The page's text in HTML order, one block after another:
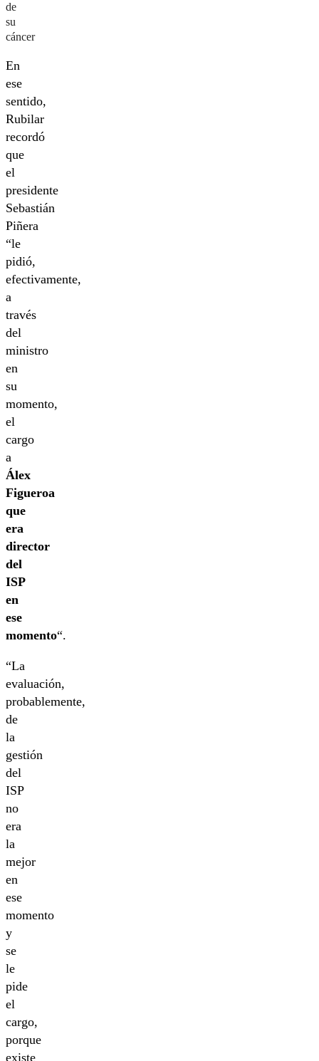
de
su
cáncer
En
ese
sentido,
Rubilar
recordó
que
el
presidente
Sebastián
Piñera
“le
pidió,
efectivamente,
a
través
del
ministro
en
su
momento,
el
cargo
a
Álex
Figueroa
que
era
director
del
ISP
en
ese
momento“.
“La
evaluación,
probablemente,
de
la
gestión
del
ISP
no
era
la
mejor
en
ese
momento
y
se
le
pide
el
cargo,
porque
existe